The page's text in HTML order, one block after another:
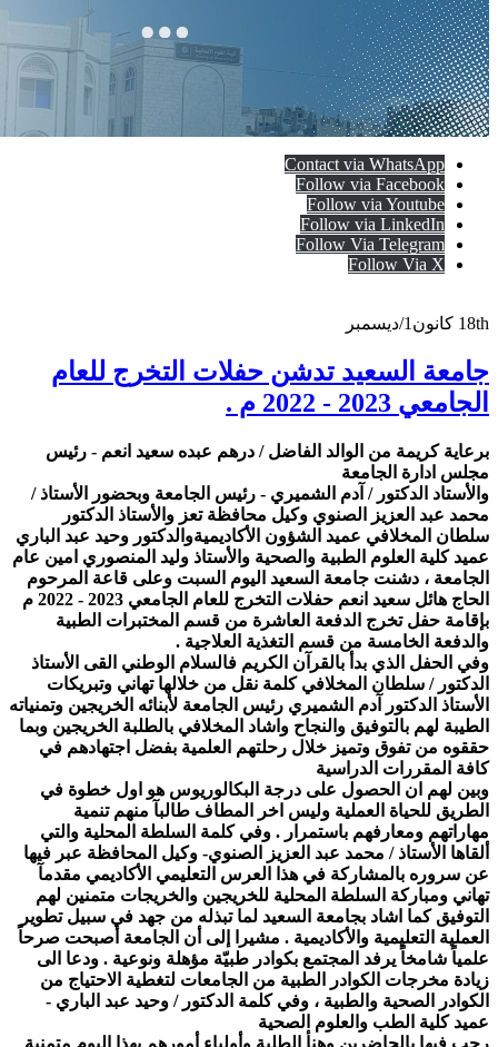
Contact via WhatsApp
Follow via Facebook
Follow via Youtube
Follow via LinkedIn
Follow Via Telegram
Follow Via X
18th كانون1/ديسمبر
جامعة السعيد تدشن حفلات التخرج للعام
الجامعي 2023 - 2022 م .
برعاية كريمة من الوالد الفاضل / درهم عبده سعيد انعم - رئيس
مجلس ادارة الجامعة
والأستاد الدكتور / آدم الشميري - رئيس الجامعة وبحضور الأستاذ /
محمد عبد العزيز الصنوي وكيل محافظة تعز والأستاذ الدكتور
سلطان المخلافي عميد الشؤون الأكاديميةوالدكتور وحيد عبد الباري
عميد كلية العلوم الطبية والصحية والأستاذ وليد المنصوري امين عام
الجامعة ، دشنت جامعة السعيد اليوم السبت وعلى قاعة المرحوم
الحاج هائل
سعيد انعم حفلات التخرج للعام الجامعي 2023 - 2022 م
بإقامة حفل تخرج الدفعة العاشرة من قسم المختبرات الطبية
والدفعة الخامسة من قسم التغذية العلاجية .
وفي الحفل الذي بدأ بالقرآن الكريم فالسلام الوطني القى الأستاذ
الدكتور / سلطان المخلافي كلمة نقل من خلالها تهاني وتبريكات
الأستاذ الدكتور آدم الشميري رئيس الجامعة لأبنائه الخريجين وتمنياته
الطيبة لهم بالتوفيق والنجاح واشاد المخلافي بالطلبة الخريجين وبما
حققوه من تفوق وتميز خلال رحلتهم العلمية بفضل اجتهادهم في
كافة المقررات الدراسية
وبين لهم ان الحصول على درجة البكالوريوس هو اول خطوة في
الطريق للحياة العملية وليس اخر المطاف طالبآ منهم تنمية
مهاراتهم ومعارفهم باستمرار . وفي كلمة السلطة المحلية والتي
ألقاها الأستاذ / محمد عبد العزيز الصنوي- وكيل المحافظة عبر فيها
عن سروره بالمشاركة في هذا العرس التعليمي الأكاديمي مقدمآ
تهاني ومباركة السلطة المحلية للخريجين والخريجات متمنين لهم
التوفيق كما اشاد بجامعة السعيد لما تبذله من جهد في سبيل تطوير
العملية التعليمية والأكاديمية . مشيرا إلى أن الجامعة أصبحت صرحاً
علمياً شامخاً يرفد المجتمع بكوادر طبيّة مؤهلة ونوعية . ودعا الى
زيادة مخرجات الكوادر الطبية من الجامعات لتغطية الاحتياج من
الكوادر الصحية والطبية ، وفي كلمة الدكتور / وحيد عبد الباري -
عميد كلية الطب والعلوم الصحية
رحب فيها بالحاضرين وهنأ الطلبة وأولياء أمورهم بهذا اليوم متمنية